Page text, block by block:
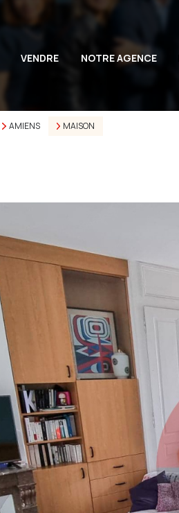
VENDRE NOTRE AGENCE
AMIENS MAISON